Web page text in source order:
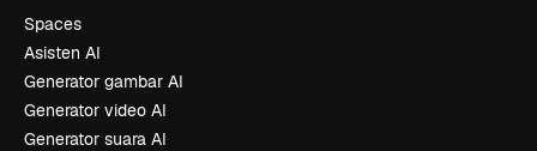
Spaces
Asisten AI
Generator gambar AI
Generator video AI
Generator suara AI